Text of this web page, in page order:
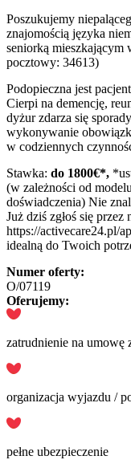
Poszukujemy
znajomością języka
seniorką mieszkającym
pocztowy: 34613)
Podopieczna jest
Cierpi na demencję,
dyżur zdarza się
wykonywanie
w codziennych
Stawka: do 1800€*,
(w zależności od
doświadczenia) Nie
Już dziś zgłoś się
https://activecare24.pl/
idealną do Twoich
Numer oferty:
O/07119
Oferujemy:
zatrudnienie na umowę
organizacja wyjazdu /
pełne ubezpieczenie